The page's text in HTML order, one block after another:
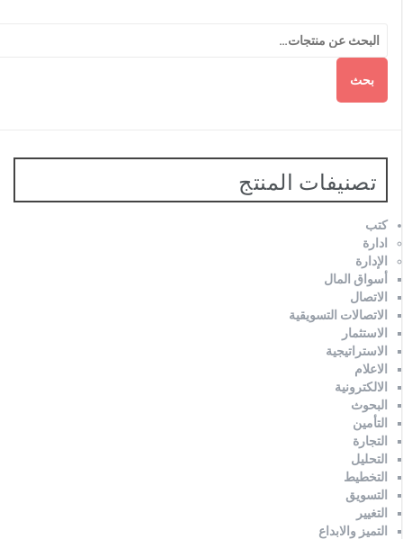
بحث
تصنيفات المنتج
كتب
ادارة
الإدارة
أسواق المال
الاتصال
الاتصالات التسويقية
الاستثمار
الاستراتيجية
الاعلام
الالكترونية
البحوث
التأمين
التجارة
التحليل
التخطيط
التسويق
التغيير
التميز والابداع